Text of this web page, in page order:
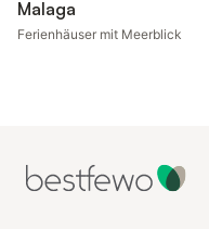
Malaga
Ferienhäuser mit Meerblick